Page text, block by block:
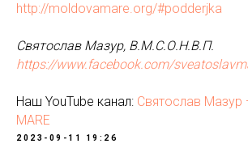
http://moldovamare.org/#podderjka
Святослав Мазур, В.М.С.О.Н.В.П.
https://www.facebook.com/
Наш YouTube канал: Святослав Мазур
MARE
2023-09-11 19:26